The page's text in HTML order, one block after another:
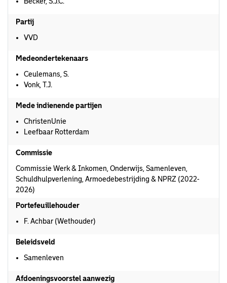
Partij
VVD
Medeondertekenaars
Ceulemans, S.
Vonk, T.J.
Mede indienende partijen
ChristenUnie
Leefbaar Rotterdam
Commissie
Commissie Werk & Inkomen, Onderwijs, Samenleven,
Schuldhulpverlening, Armoedebestrijding & NPRZ (2022-
2026)
Portefeuillehouder
F. Achbar (Wethouder)
Beleidsveld
Samenleven
Afdoeningsvoorstel aanwezig